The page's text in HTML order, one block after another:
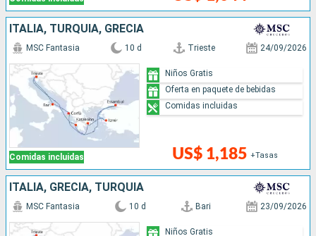
ITALIA, TURQUÍA, GRECIA
Comidas incluidas
MSC Fantasia 10 d Trieste 24/09/2026
US$ 1,185 +Tasas
Niños Gratis
Oferta en paquete de bebidas
Comidas incluidas
ITALIA, GRECIA, TURQUÍA
MSC Fantasia 10 d Bari 23/09/2026
Niños Gratis